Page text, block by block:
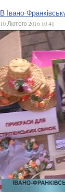
В Івано-
10 Лютого 2016 10:41